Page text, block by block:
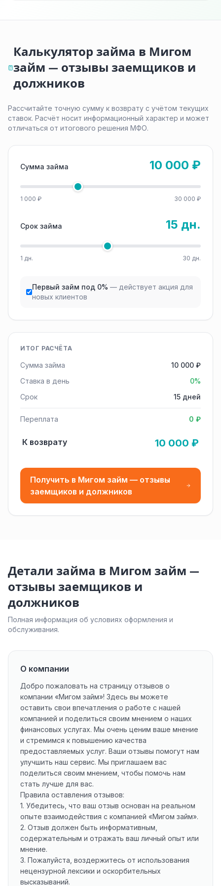
Калькулятор займа в Мигом
займ — отзывы заемщиков и
должников
Рассчитайте точную сумму к возврату с учётом текущих
ставок. Расчёт носит информационный характер и может
отличаться от итогового решения МФО.
Сумма займа 10 000 ₽
1 000 ₽ 30 000 ₽
Срок займа 15 дн.
1 дн. 30 дн.
Первый займ под 0% — действует акция для
новых клиентов
ИТОГ РАСЧЁТА
Сумма займа
10 000 ₽
Ставка в день
0%
Срок
15 дней
Переплата 0 ₽
К возврату 10 000 ₽
Получить в Мигом займ — отзывы
заемщиков и должников
Детали займа в Мигом займ —
отзывы заемщиков и
должников
Полная информация об условиях оформления и
обслуживания.
О компании
Добро пожаловать на страницу отзывов о
компании «Мигом займ»! Здесь вы можете
оставить свои впечатления о работе с нашей
компанией и поделиться своим мнением о наших
финансовых услугах. Мы очень ценим ваше мнение
и стремимся к повышению качества
предоставляемых услуг. Ваши отзывы помогут нам
улучшить наш сервис. Мы приглашаем вас
поделиться своим мнением, чтобы помочь нам
стать лучше для вас.
Правила оставления отзывов:
1. Убедитесь, что ваш отзыв основан на реальном
опыте взаимодействия с компанией «Мигом займ».
2. Отзыв должен быть информативным,
содержательным и отражать ваш личный опыт или
мнение.
3. Пожалуйста, воздержитесь от использования
нецензурной лексики и оскорбительных
высказываний.